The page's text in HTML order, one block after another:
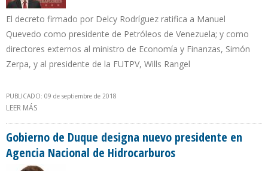
El decreto firmado por Delcy Rodríguez ratifica a Manuel
Quevedo como presidente de Petróleos de Venezuela; y como
directores externos al ministro de Economía y Finanzas, Simón
Zerpa, y al presidente de la FUTPV, Wills Rangel
PUBLICADO: 09 de septiembre de 2018
LEER MÁS
Gobierno de Duque designa nuevo presidente en
Agencia Nacional de Hidrocarburos